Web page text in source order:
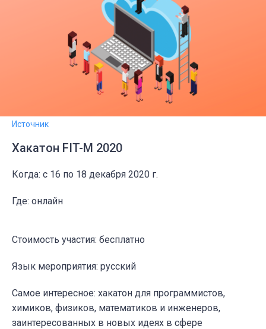
Источник
Хакатон FIT-M 2020
Когда: c 16 по 18 декабря 2020 г.
Где: онлайн
Стоимость участия: бесплатно
Язык мероприятия: русский
Самое интересное: хакатон для программистов,
химиков, физиков, математиков и инженеров,
заинтересованных в новых идеях в сфере